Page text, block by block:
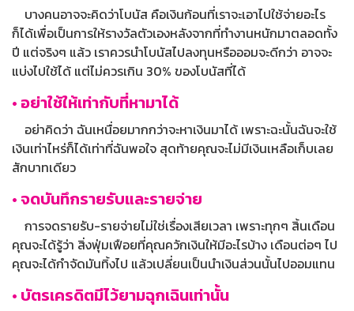
บางคนอาจจะคิดว่าโบนัส คือเงินก้อนที่เราจะเอาไปใช้จ่ายอะไร
ก็ได้เพื่อเป็นการให้รางวัลตัวเองหลังจากที่ทำงานหนักมาตลอดทั้ง
ปี แต่จริงๆ แล้ว เราควรนำโบนัสไปลงทุนหรือออมจะดีกว่า อาจจะ
แบ่งไปใช้ได้ แต่ไม่ควรเกิน 30% ของโบนัสที่ได้
• อย่าใช้ให้เท่ากับที่หามาได้
อย่าคิดว่า ฉันเหนื่อยมากกว่าจะหาเงินมาได้ เพราะฉะนั้นฉันจะใช้
เงินเท่าไหร่ก็ได้เท่าที่ฉันพอใจ สุดท้ายคุณจะไม่มีเงินเหลือเก็บเลย
สักบาทเดียว
• จดบันทึกรายรับและรายจ่าย
การจดรายรับ-รายจ่ายไม่ใช่เรื่องเสียเวลา เพราะทุกๆ สิ้นเดือน
คุณจะได้รู้ว่า สิ่งฟุ่มเฟือยที่คุณควักเงินให้มีอะไรบ้าง เดือนต่อๆ ไป
คุณจะได้กำจัดมันทิ้งไป แล้วเปลี่ยนเป็นนำเงินส่วนนั้นไปออมแทน
• บัตรเครดิตมีไว้ยามฉุกเฉินเท่านั้น